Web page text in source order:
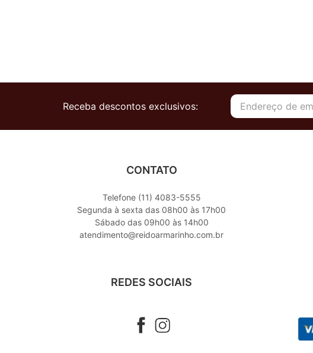
Receba descontos exclusivos:
CONTATO
Telefone (11) 4083-5555
Segunda à sexta das 08h00 às 17h00
Sábado das 09h00 às 14h00
atendimento@reidoarmarinho.com.br
REDES SOCIAIS